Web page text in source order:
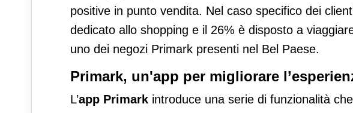
positive in punto vendita. Nel caso specifico dei
dedicato allo shopping e il 26% è disposto a
uno dei negozi Primark presenti nel Bel Paese.
Primark, un'app per migliorare
L’app Primark introduce una serie di funzionalità